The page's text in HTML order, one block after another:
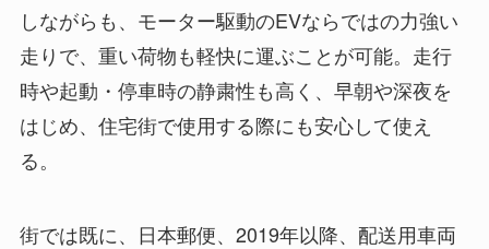
しながらも、モーター駆動のEVならではの力強い
走りで、重い荷物も軽快に運ぶことが可能。走行
時や起動・停車時の静粛性も高く、早朝や深夜を
はじめ、住宅街で使用する際にも安心して使え
る。
街では既に、日本郵便、2019年以降、配送用車両